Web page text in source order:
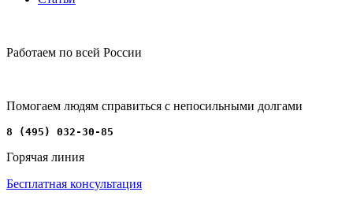
Работаем по всей России
Помогаем людям справиться с непосильными долгами
8 (495) 032-30-85
Горячая линия
Бесплатная консультация